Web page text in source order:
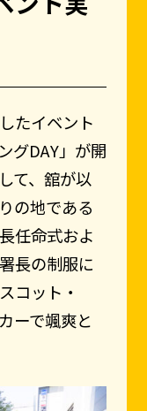
たイベント
グDAY」が開
て、舘が以
の地である
任命式およ
長の制服に
コット・
ーで颯爽と